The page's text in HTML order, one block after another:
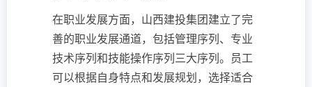
在职业发展方面，山西建投集团建立了完
善的职业发展通道，包括管理序列、专业
技术序列和技能操作序列三大序列。员工
可以根据自身特点和发展规划，选择适合